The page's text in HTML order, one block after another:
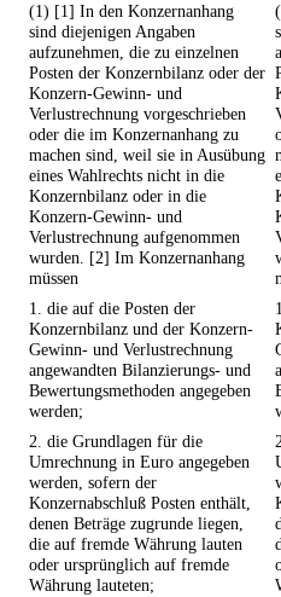
(1) [1] In den Konzernanhang
sind diejenigen Angaben
aufzunehmen, die zu einzelnen
Posten der Konzernbilanz oder der
Konzern-Gewinn- und
Verlustrechnung vorgeschrieben
oder die im Konzernanhang zu
machen sind, weil sie in Ausübung
eines Wahlrechts nicht in die
Konzernbilanz oder in die
Konzern-Gewinn- und
Verlustrechnung aufgenommen
wurden. [2] Im Konzernanhang
müssen
1. die auf die Posten der
Konzernbilanz und der Konzern-
Gewinn- und Verlustrechnung
angewandten Bilanzierungs- und
Bewertungsmethoden angegeben
werden;
2. die Grundlagen für die
Umrechnung in Euro angegeben
werden, sofern der
Konzernabschluß Posten enthält,
denen Beträge zugrunde liegen,
die auf fremde Währung lauten
oder ursprünglich auf fremde
Währung lauteten;